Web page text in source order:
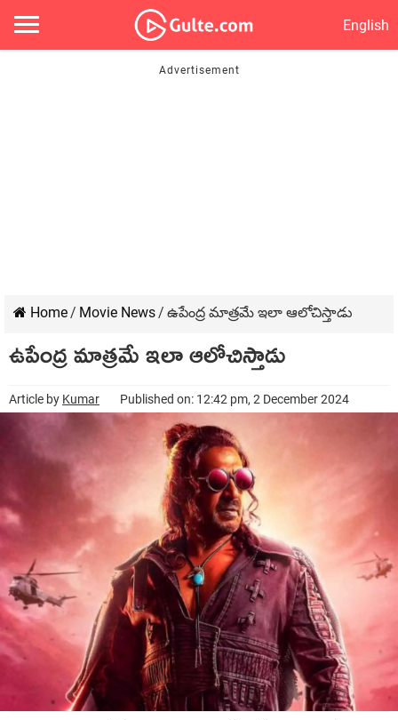
English
Home/ Movie News/ ఉపేంద్ర మాత్రమే ఇలా ఆలోచిస్తాడు
ఉపేంద్ర మాత్రమే ఇలా ఆలోచిస్తాడు
Article by Kumar Published on: 12:42 pm, 2 December 2024